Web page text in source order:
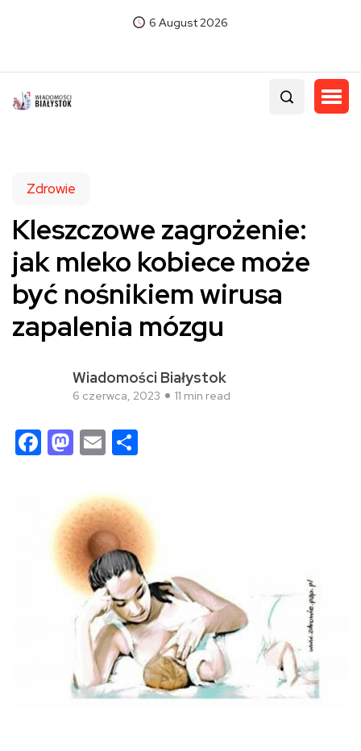
6 August 2026
Zdrowie
Kleszczowe zagrożenie:
jak mleko kobiece może
być nośnikiem wirusa
zapalenia mózgu
Wiadomości Białystok
6 czerwca, 2023 11 min read
Facebook
Mastodon
Email